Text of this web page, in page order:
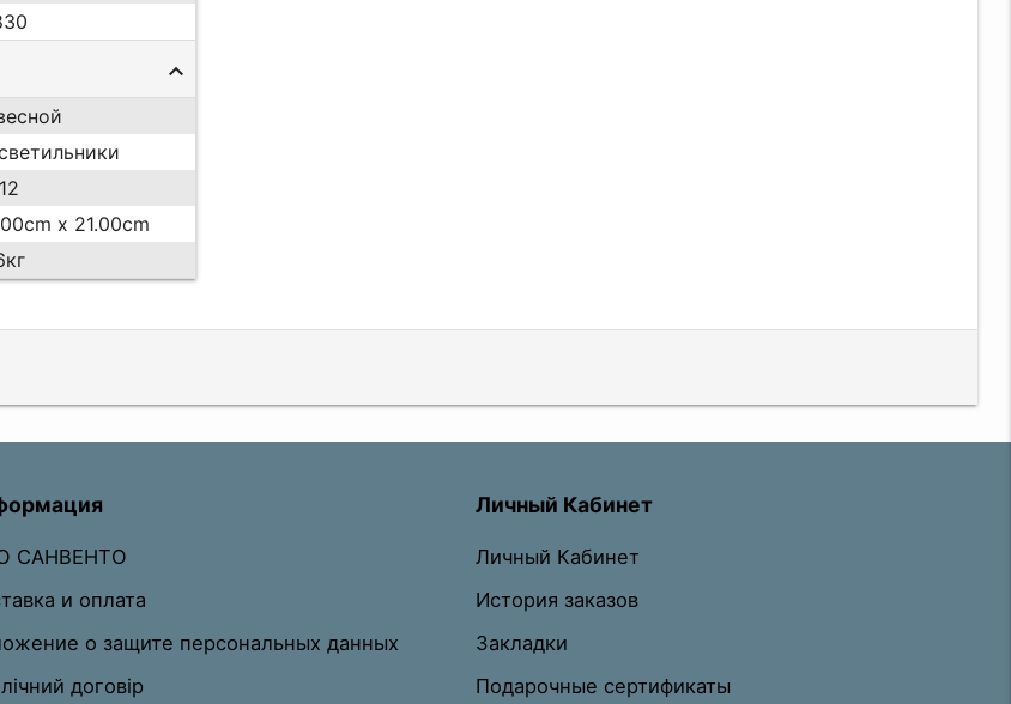
12
x 21.00cm
САНВЕНТО
и оплата
о защите персональных данных
договір
Личный Кабинет
Личный Кабинет
История заказов
Закладки
Подарочные сертификаты